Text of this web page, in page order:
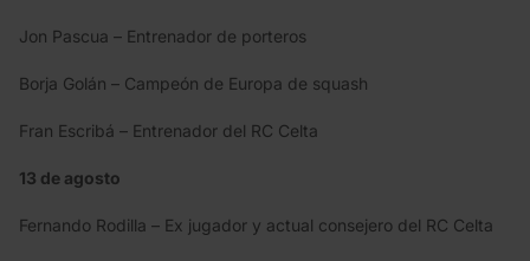
Jon Pascua – Entrenador de porteros
Borja Golán – Campeón de Europa de squash
Fran Escribá – Entrenador del RC Celta
13 de agosto
Fernando Rodilla – Ex jugador y actual consejero del RC Celta